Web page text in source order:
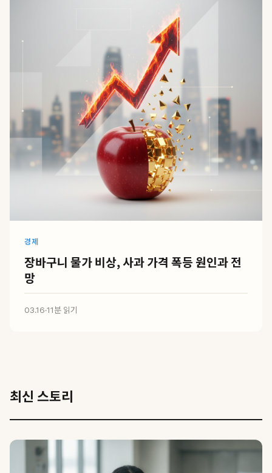
경제
장바구니 물가 비상, 사과 가격 폭등 원인과 전
망
03.16·11분 읽기
최신 스토리